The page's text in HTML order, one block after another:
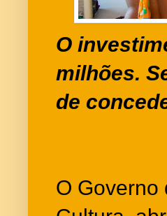
O
milhões.
de
O Governo